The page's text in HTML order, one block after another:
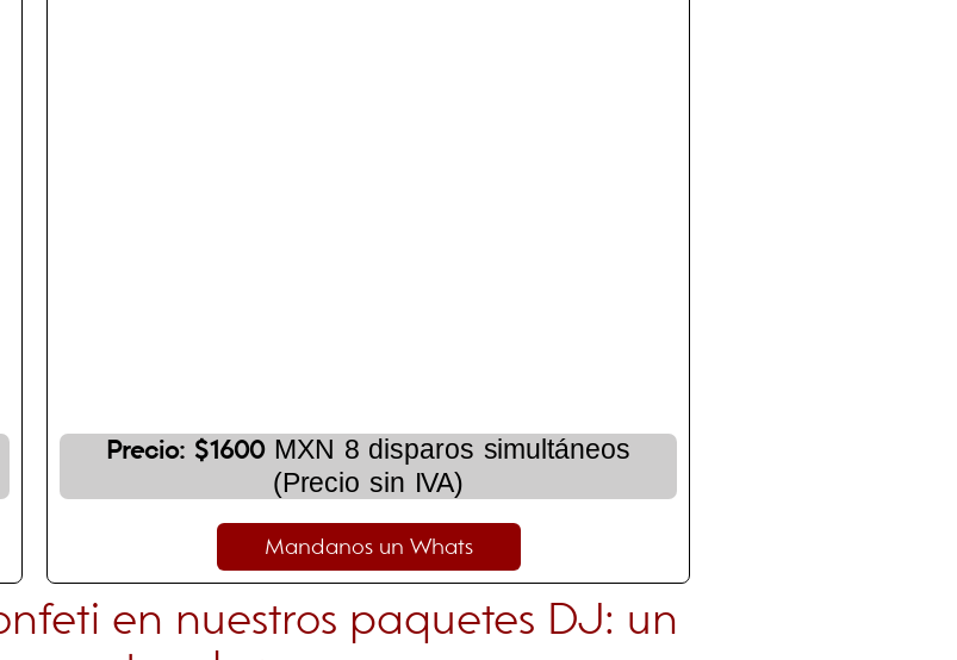
Precio: $1600MXN 8 disparos simultáneos
(Precio sin IVA)
Mandanos un Whats
en nuestros paquetes DJ: un